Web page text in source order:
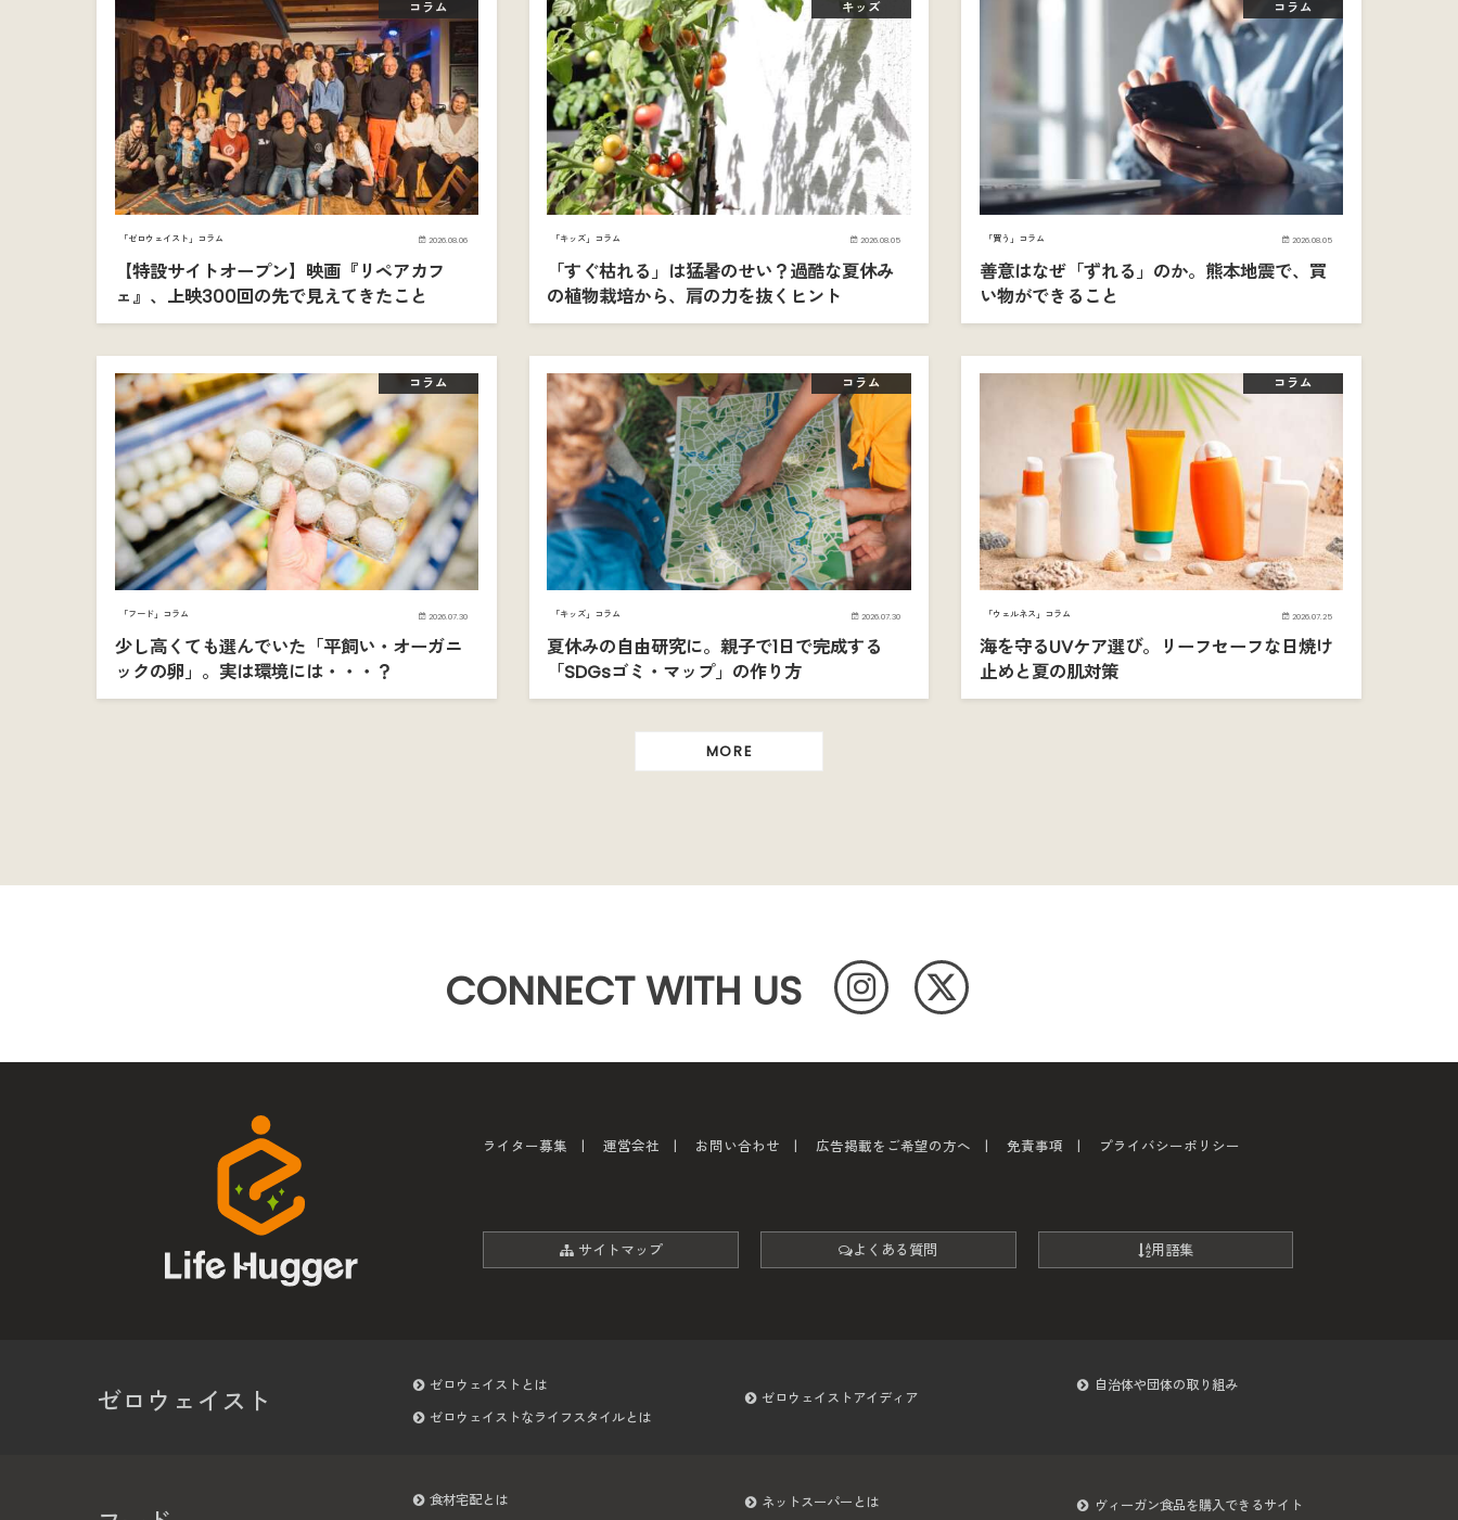
コラム
「ゼロウェイスト」コラム 2026.08.06
【特設サイトオープン】映画『リペアカフ
ェ』、上映300回の先で見えてきたこと
キッズ
「キッズ」コラム 2026.08.05
「すぐ枯れる」は猛暑のせい？過酷な夏休み
の植物栽培から、肩の力を抜くヒント
コラム
「買う」コラム 2026.08.05
善意はなぜ「ずれる」のか。熊本地震で、買
い物ができること
コラム
「フード」コラム 2026.07.30
少し高くても選んでいた「平飼い・オーガニ
ックの卵」。実は環境には・・・？
コラム
「キッズ」コラム 2026.07.30
夏休みの自由研究に。親子で1日で完成する
「SDGsゴミ・マップ」の作り方
コラム
「ウェルネス」コラム 2026.07.25
海を守るUVケア選び。リーフセーフな日焼け
止めと夏の肌対策
MORE
CONNECT WITH US
ライター募集 運営会社 お問い合わせ 広告掲載をご希望の方へ 免責事項 プライバシーポリシー
サイトマップ よくある質問 用語集
ゼロウェイスト
ゼロウェイストとは
ゼロウェイストなライフスタイルとは
ゼロウェイストアイディア
自治体や団体の取り組み
食材宅配とは ネットスーパーとは ヴィーガン食品を購入できるサイト